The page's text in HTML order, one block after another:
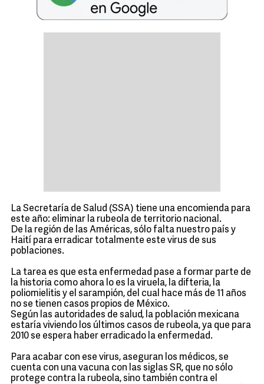
La Secretaría de Salud (SSA) tiene una encomienda para
este año: eliminar la rubeola de territorio nacional.
De la región de las Américas, sólo falta nuestro país y
Haití para erradicar totalmente este virus de sus
poblaciones.
La tarea es que esta enfermedad pase a formar parte de
la historia como ahora lo es la viruela, la difteria, la
poliomielitis y el sarampión, del cual hace más de 11 años
no se tienen casos propios de México.
Según las autoridades de salud, la población mexicana
estaría viviendo los últimos casos de rubeola, ya que para
2010 se espera haber erradicado la enfermedad.
Para acabar con ese virus, aseguran los médicos, se
cuenta con una vacuna con las siglas SR, que no sólo
protege contra la rubeola, sino también contra el